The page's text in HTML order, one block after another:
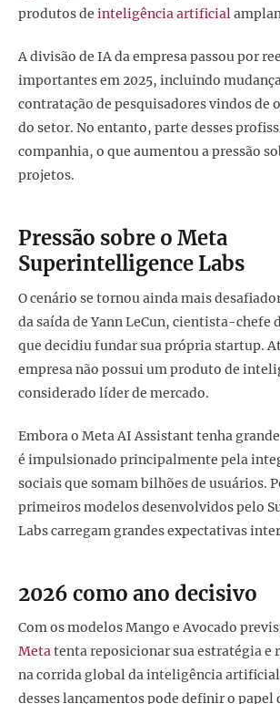
produtos de inteligência artificial
A divisão de IA da empresa passou por
importantes em 2025, incluindo
contratação de pesquisadores vindos de
do setor. No entanto, parte desses
companhia, o que aumentou a pressão
projetos.
Pressão sobre o Meta
Superintelligence Labs
O cenário se tornou ainda mais
da saída de Yann LeCun, cientista-chefe
que decidiu fundar sua própria startup.
empresa não possui um produto de
considerado líder de mercado.
Embora o Meta AI Assistant tenha
é impulsionado principalmente pela
sociais que somam bilhões de usuários.
primeiros modelos desenvolvidos pelo
Labs carregam grandes expectativas
2026 como ano decisivo
Com os modelos Mango e Avocado
Metatenta reposicionar sua estratégia e
na corrida global da inteligência artificial.
desses lançamentos pode definir o papel